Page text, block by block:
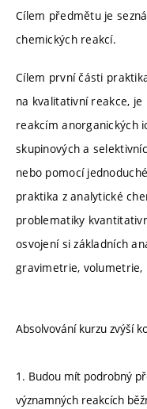
Cílem předmětu je
chemických reakcí.
Cílem první části
na kvalitativní reakce,
reakcím anorganických
skupinových a
nebo pomocí
praktika z analytické
problematiky
osvojení si základních
gravimetrie,
Absolvování kurzu zvýší
1. Budou mít podrobný
významných reakcích